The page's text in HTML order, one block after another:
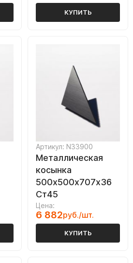
КУПИТЬ
Артикул: N33900
Металлическая
косынка
500х500х707х36
Ст45
Цена:
6 882руб./шт.
КУПИТЬ